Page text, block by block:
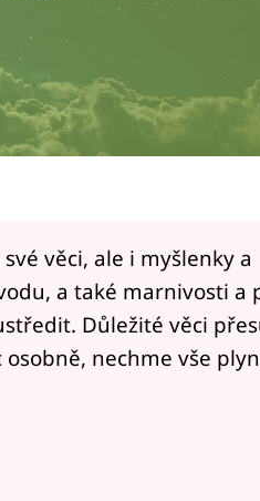
věci, ale i myšlenky a
a také marnivosti a
Důležité věci
nechme vše